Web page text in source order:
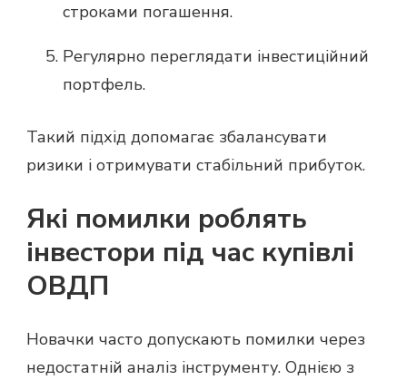
строками погашення.
Регулярно переглядати інвестиційний
портфель.
Такий підхід допомагає збалансувати
ризики і отримувати стабільний прибуток.
Які помилки роблять
інвестори під час купівлі
ОВДП
Новачки часто допускають помилки через
недостатній аналіз інструменту. Однією з